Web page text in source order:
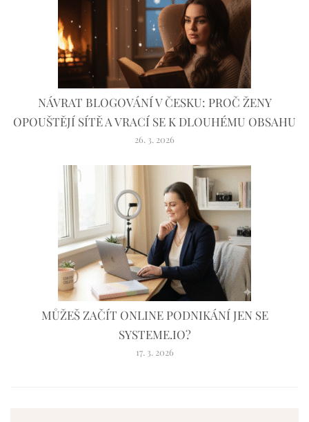
NÁVRAT BLOGOVÁNÍ V ČESKU: PROČ ŽENY
OPOUŠTĚJÍ SÍTĚ A VRACÍ SE K DLOUHÉMU OBSAHU
26. 3. 2026
MŮŽEŠ ZAČÍT ONLINE PODNIKÁNÍ JEN SE
SYSTEME.IO?
17. 3. 2026